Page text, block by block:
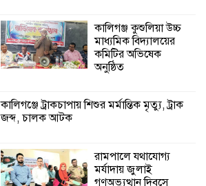
কালিগঞ্জ কুশুলিয়া উচ্চ
মাধ্যমিক বিদ্যালয়ের
কমিটির অভিষেক
অনুষ্ঠিত
কালিগঞ্জে ট্রাকচাপায় শিশুর মর্মান্তিক মৃত্যু, ট্রাক
জব্দ, চালক আটক
রামপালে যথাযোগ্য
মর্যাদায় জুলাই
গণঅভ্যুত্থান দিবসে